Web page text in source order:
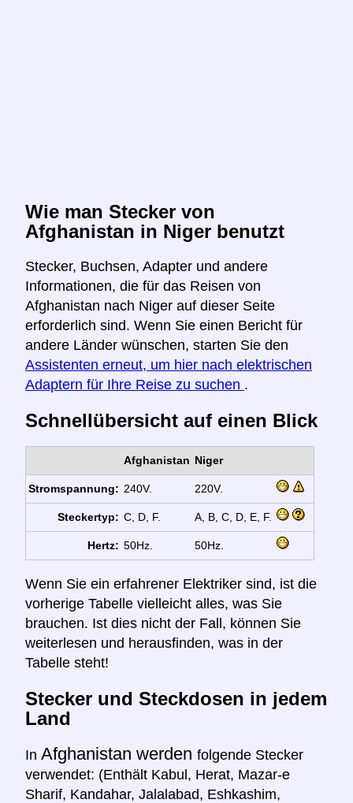
Wie man Stecker von
Afghanistan in Niger benutzt
Stecker, Buchsen, Adapter und andere
Informationen, die für das Reisen von
Afghanistan nach Niger auf dieser Seite
erforderlich sind. Wenn Sie einen Bericht für
andere Länder wünschen, starten Sie den
Assistenten erneut, um hier nach elektrischen
Adaptern für Ihre Reise zu suchen .
Schnellübersicht auf einen Blick
Afghanistan Niger
Stromspannung: 240V. 220V.
Steckertyp: C, D, F. A, B, C, D, E, F.
Hertz: 50Hz. 50Hz.
Wenn Sie ein erfahrener Elektriker sind, ist die
vorherige Tabelle vielleicht alles, was Sie
brauchen. Ist dies nicht der Fall, können Sie
weiterlesen und herausfinden, was in der
Tabelle steht!
Stecker und Steckdosen in jedem
Land
In Afghanistan werden folgende Stecker
verwendet: (Enthält Kabul, Herat, Mazar-e
Sharif, Kandahar, Jalalabad, Eshkashim,